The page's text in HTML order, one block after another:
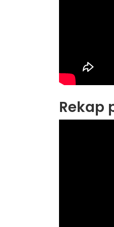
Rekap